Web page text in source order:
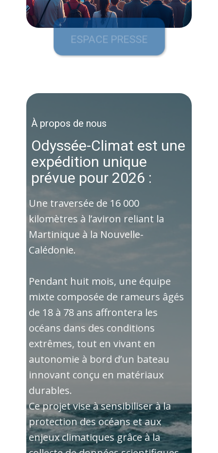
ESPACE PRESSE
À propos de nous
Odyssée-Climat est une
expédition unique
prévue pour 2026 :
Une traversée de 16 000
kilomètres à l’aviron reliant la
Martinique à la Nouvelle-
Calédonie.
Pendant huit mois, une équipe
mixte composée de rameurs âgés
de 18 à 78 ans affrontera les
océans dans des conditions
extrêmes, tout en vivant en
autonomie à bord d’un bateau
innovant conçu en matériaux
durables.
Ce projet vise à sensibiliser à la
protection des océans et aux
enjeux climatiques grâce à la